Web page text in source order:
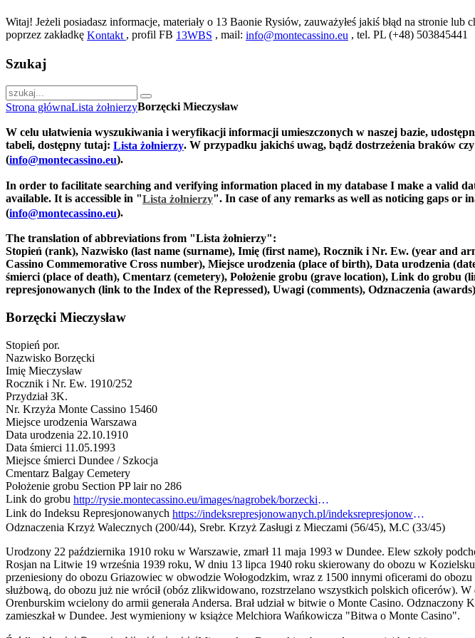
Witaj! Jeżeli posiadasz informacje, materiały o 13 Baonie Rysiów, zauważyłeś jakiś błąd na stronie lub
poprzez zakładkę Kontakt , profil FB 13WBS , mail: info@montecassino.eu , tel. PL (+48) 503845441
Szukaj
Strona głównaLista żołnierzyBorzęcki Mieczysław
W celu ułatwienia wyszukiwania i weryfikacji informacji umieszczonych w naszej bazie,
tabeli, dostępny tutaj: Lista żołnierzy. W przypadku jakichś uwag, bądź dostrzeżenia braków
(info@montecassino.eu).
In order to facilitate searching and verifying information placed in my database I make a valid
available. It is accessible in "Lista żołnierzy". In case of any remarks as well as noticing gaps or
(info@montecassino.eu).
The translation of abbreviations from "Lista żołnierzy":
Stopień (rank), Nazwisko (last name (surname), Imię (first name), Rocznik i Nr. Ew. (year and
Cassino Commemorative Cross number), Miejsce urodzenia (place of birth), Data urodzenia
śmierci (place of death), Cmentarz (cemetery), Położenie grobu (grave location), Link do grobu
represjonowanych (link to the Index of the Repressed), Uwagi (comments), Odznaczenia
Borzęcki Mieczysław
Stopień por.
Nazwisko Borzęcki
Imię Mieczysław
Rocznik i Nr. Ew. 1910/252
Przydział 3K.
Nr. Krzyża Monte Cassino 15460
Miejsce urodzenia Warszawa
Data urodzenia 22.10.1910
Data śmierci 11.05.1993
Miejsce śmierci Dundee / Szkocja
Cmentarz Balgay Cemetery
Położenie grobu Section PP lair no 286
Link do grobu
http://rysie.montecassino.eu/images/nagrobek/borzecki_mieczyslaw_1.jpg
Link do Indeksu Represjonowanych
https://indeksrepresjonowanych.pl/indeksrepresjonowanych/pl/szczegoly1.jsp?id=20675
Odznaczenia Krzyż Walecznych (200/44), Srebr. Krzyż Zasługi z Mieczami (56/45), M.C (33/45)
Urodzony 22 października 1910 roku w Warszawie, zmarł 11 maja 1993 w Dundee. Elew szkoły
Rosjan na Litwie 19 września 1939 roku, W dniu 13 lipca 1940 roku skierowany do obozu w
przeniesiony do obozu Griazowiec w obwodzie Wołogodzkim, wraz z 1500 innymi oficerami do
służbową, do obozu już nie wrócił (obóz zlikwidowano, rozstrzelano wszystkich polskich oficerów).
Orenburskim wcielony do armii generała Andersa. Brał udział w bitwie o Monte Casino. Odznaczony
zamieszkał w Dundee. Jest wymieniony w książce Melchiora Wańkowicza "Bitwa o Monte Casino".